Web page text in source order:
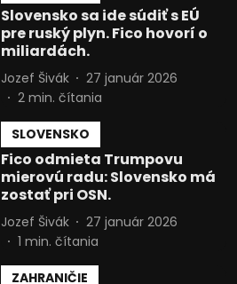
Slovensko sa ide súdiť s EÚ
pre ruský plyn. Fico hovorí o
miliardách.
Jozef Šivák
27 január 2026
2 min. čítania
SLOVENSKO
Fico odmieta Trumpovu
mierovú radu: Slovensko má
zostať pri OSN.
Jozef Šivák
27 január 2026
1 min. čítania
ZAHRANIČIE